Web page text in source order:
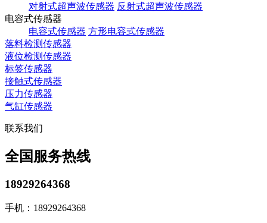
对射式超声波传感器 反射式超声波传感器
电容式传感器
电容式传感器 方形电容式传感器
落料检测传感器
液位检测传感器
标签传感器
接触式传感器
压力传感器
气缸传感器
联系我们
全国服务热线
18929264368
手机： 18929264368